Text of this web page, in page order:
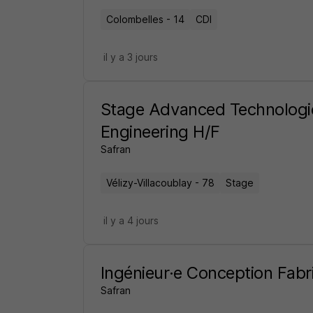
Colombelles - 14 CDI
il y a 3 jours
Stage Advanced
Engineering H/F
Safran
Vélizy-Villacoublay - 78 Stage
il y a 4 jours
Ingénieur·e Conception
Safran